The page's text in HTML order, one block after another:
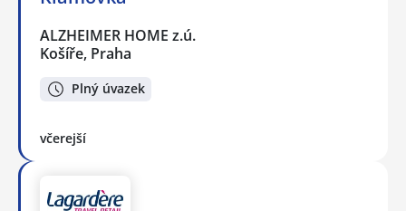
ALZHEIMER HOME z.ú.
Košíře, Praha
Plný úvazek
včerejší